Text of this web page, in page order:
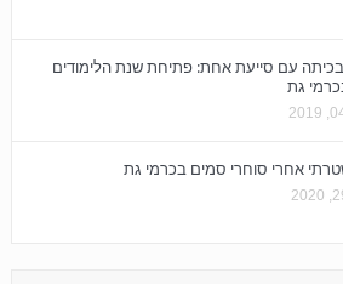
בכיתה עם סייעת אחת: פתיחת שנת הלימודים
גת
אחרי סוחרי סמים בכרמי גת